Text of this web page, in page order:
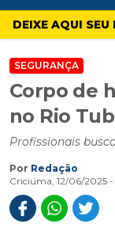
4oito
DEIXE AQUI
SEGURANÇA
Corpo de
no Rio
Profissionais
Por Redação
Criciúma, 12/06/2025 -